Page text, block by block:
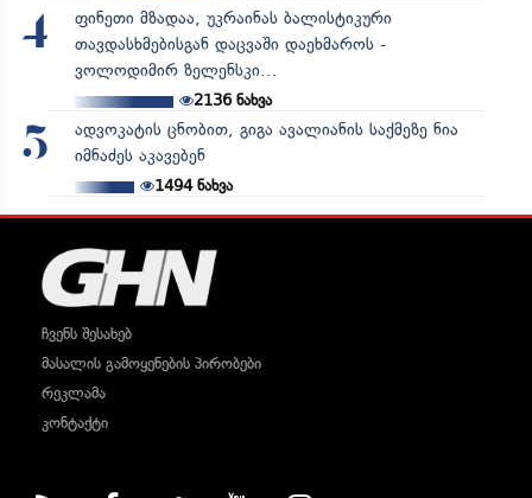
4
ფინეთი მზადაა, უკრაინას ბალისტიკური
თავდასხმებისგან დაცვაში დაეხმაროს -
ვოლოდიმირ ზელენსკი...
2136ნახვა
5
ადვოკატის ცნობით, გიგა ავალიანის საქმეზე ნია
იმნაძეს აკავებენ
1494ნახვა
ჩვენს შესახებ
მასალის გამოყენების პირობები
რეკლამა
კონტაქტი